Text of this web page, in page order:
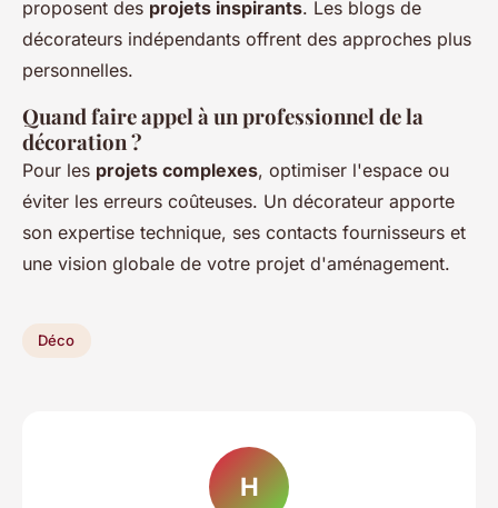
proposent des projets inspirants. Les blogs de
décorateurs indépendants offrent des approches plus
personnelles.
Quand faire appel à un professionnel de la
décoration ?
Pour les projets complexes, optimiser l'espace ou
éviter les erreurs coûteuses. Un décorateur apporte
son expertise technique, ses contacts fournisseurs et
une vision globale de votre projet d'aménagement.
Déco
H